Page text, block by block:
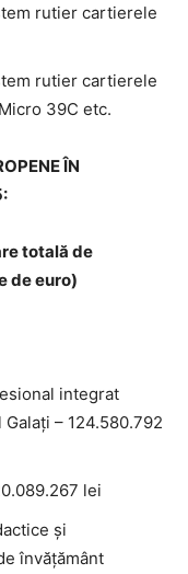
rutier cartierele
rutier cartierele
39C etc.
ÎN
totală de
de euro)
integrat
– 124.580.792
lei
și
învățământ